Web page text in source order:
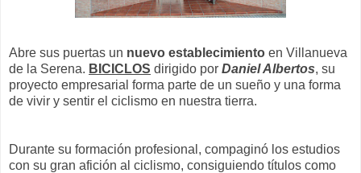
Abre sus puertas un nuevo establecimiento en Villanueva
de la Serena. BICICLOS dirigido por Daniel Albertos, su
proyecto empresarial forma parte de un sueño y una forma
de vivir y sentir el ciclismo en nuestra tierra.
Durante su formación profesional, compaginó los estudios
con su gran afición al ciclismo, consiguiendo títulos como